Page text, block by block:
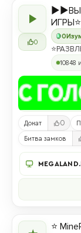
▶
0
0
10848
Донат 0
Битва замков
⭐